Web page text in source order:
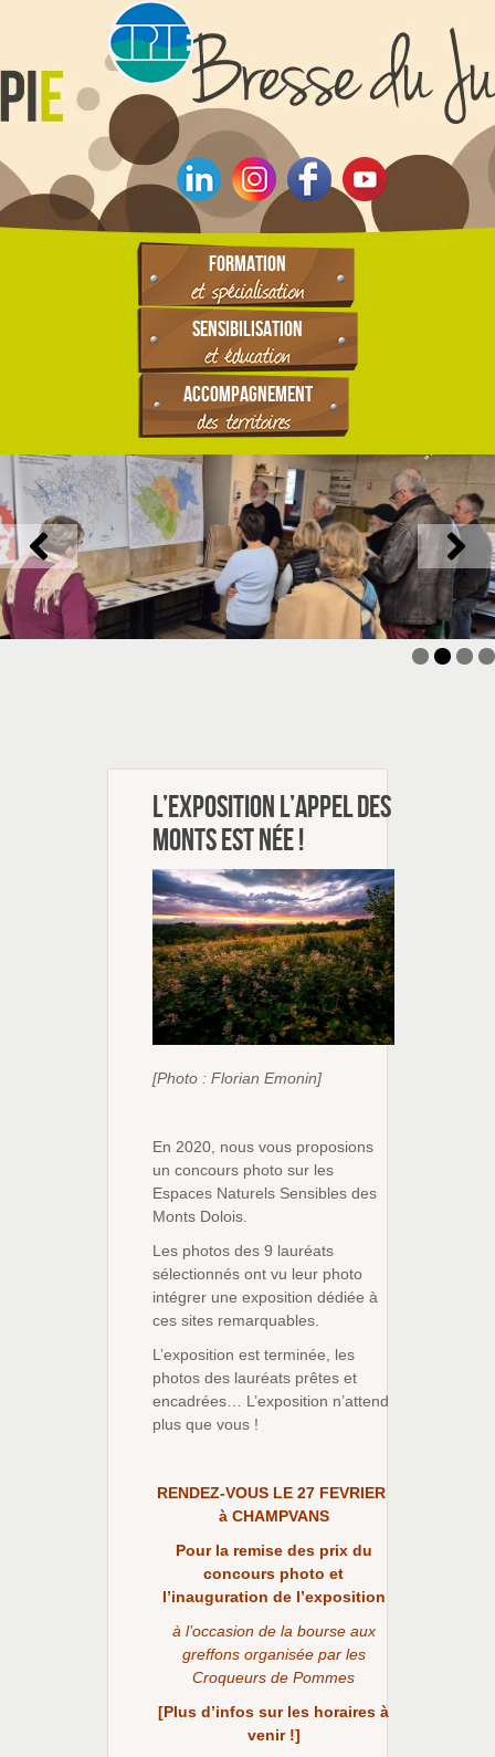
FORMATION
SENSIBILISATION
ACCOMPAGNEMENT
L’exposition L’appel des
monts est née !
[Photo : Florian Emonin]
En 2020, nous vous proposions
un concours photo sur les
Espaces Naturels Sensibles des
Monts Dolois.
Les photos des 9 lauréats
sélectionnés ont vu leur photo
intégrer une exposition dédiée à
ces sites remarquables.
L’exposition est terminée, les
photos des lauréats prêtes et
encadrées… L’exposition n’attend
plus que vous !
RENDEZ-VOUS LE 27 FEVRIER
à CHAMPVANS
Pour la remise des prix du
concours photo et
l’inauguration de l’exposition
à l’occasion de la bourse aux
greffons organisée par les
Croqueurs de Pommes
[Plus d’infos sur les horaires à
venir !]